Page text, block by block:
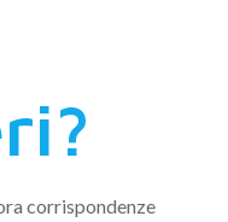
corrispondenze